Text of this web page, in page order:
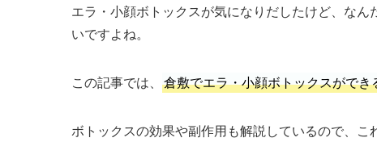
エラ・小顔ボトックスが気になりだしたけど、な
いですよね。
この記事では、 倉敷でエラ・小顔ボトックスがで
ボトックスの効果や副作用も解説しているので、